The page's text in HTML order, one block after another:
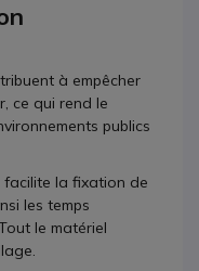
à empêcher
ce qui rend le
publics
facilite la fixation de
les temps
le matériel